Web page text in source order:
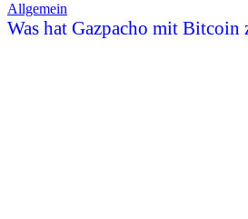
Allgemein
Was hat Gazpacho mit Bitcoin